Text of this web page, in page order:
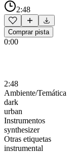
2:48
Comprar pista
0:00
2:48
Ambiente/Temática
dark
urban
Instrumentos
synthesizer
Otras etiquetas
instrumental